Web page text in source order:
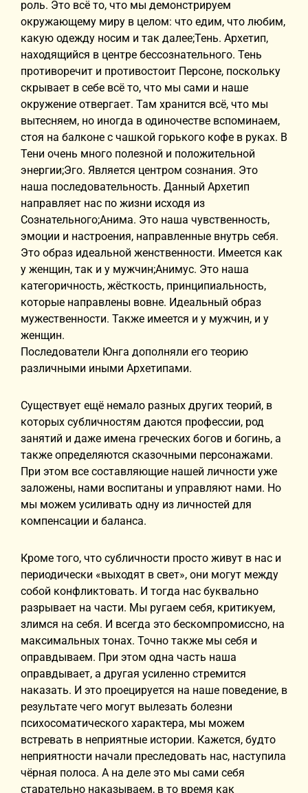
роль. Это всё то, что мы демонстрируем
окружающему миру в целом: что едим, что любим,
какую одежду носим и так далее;Тень. Архетип,
находящийся в центре бессознательного. Тень
противоречит и противостоит Персоне, поскольку
скрывает в себе всё то, что мы сами и наше
окружение отвергает. Там хранится всё, что мы
вытесняем, но иногда в одиночестве вспоминаем,
стоя на балконе с чашкой горького кофе в руках. В
Тени очень много полезной и положительной
энергии;Эго. Является центром сознания. Это
наша последовательность. Данный Архетип
направляет нас по жизни исходя из
Сознательного;Анима. Это наша чувственность,
эмоции и настроения, направленные внутрь себя.
Это образ идеальной женственности. Имеется как
у женщин, так и у мужчин;Анимус. Это наша
категоричность, жёсткость, принципиальность,
которые направлены вовне. Идеальный образ
мужественности. Также имеется и у мужчин, и у
женщин.
Последователи Юнга дополняли его теорию
различными иными Архетипами.
Существует ещё немало разных других теорий, в
которых субличностям даются профессии, род
занятий и даже имена греческих богов и богинь, а
также определяются сказочными персонажами.
При этом все составляющие нашей личности уже
заложены, нами воспитаны и управляют нами. Но
мы можем усиливать одну из личностей для
компенсации и баланса.
Кроме того, что субличности просто живут в нас и
периодически «выходят в свет», они могут между
собой конфликтовать. И тогда нас буквально
разрывает на части. Мы ругаем себя, критикуем,
злимся на себя. И всегда это бескомпромиссно, на
максимальных тонах. Точно также мы себя и
оправдываем. При этом одна часть наша
оправдывает, а другая усиленно стремится
наказать. И это проецируется на наше поведение, в
результате чего могут вылезать болезни
психосоматического характера, мы можем
встревать в неприятные истории. Кажется, будто
неприятности начали преследовать нас, наступила
чёрная полоса. А на деле это мы сами себя
старательно наказываем, в то время как